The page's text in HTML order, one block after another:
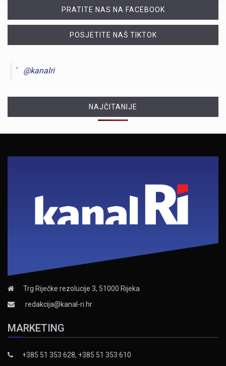
PRATITE NAS NA FACEBOOK
POSJETITE NAŠ TIKTOK
@kanalri
NAJČITANIJE
Trg Riječke rezolucije 3, 51000 Rijeka
redakcija@kanal-ri.hr
MARKETING
+385 51 353 628, +385 51 353 610